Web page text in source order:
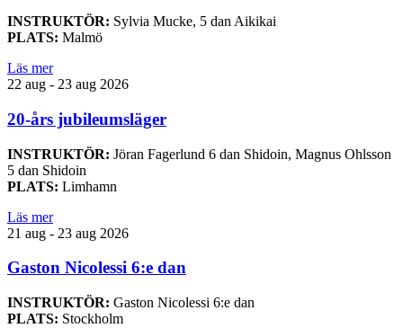
INSTRUKTÖR: Sylvia Mucke, 5 dan Aikikai
PLATS: Malmö
Läs mer
22 aug - 23 aug 2026
20-års jubileumsläger
INSTRUKTÖR: Jöran Fagerlund 6 dan Shidoin, Magnus Ohlsson
5 dan Shidoin
PLATS: Limhamn
Läs mer
21 aug - 23 aug 2026
Gaston Nicolessi 6:e dan
INSTRUKTÖR: Gaston Nicolessi 6:e dan
PLATS: Stockholm